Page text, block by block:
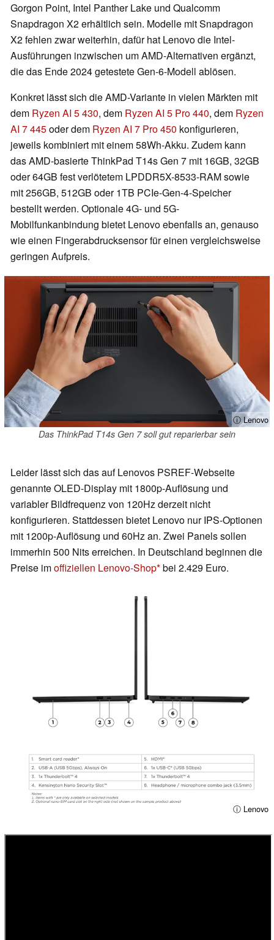
Gorgon Point, Intel Panther Lake und Qualcomm
Snapdragon X2 erhältlich sein. Modelle mit Snapdragon
X2 fehlen zwar weiterhin, dafür hat Lenovo die Intel-
Ausführungen inzwischen um AMD-Alternativen ergänzt,
die das Ende 2024 getestete Gen-6-Modell ablösen.
Konkret lässt sich die AMD-Variante in vielen Märkten mit
dem Ryzen AI 5 430, dem Ryzen AI 5 Pro 440, dem Ryzen
AI 7 445oder dem Ryzen AI 7 Pro 450 konfigurieren,
jeweils kombiniert mit einem 58Wh-Akku. Zudem kann
das AMD-basierte ThinkPad T14s Gen 7 mit 16GB, 32GB
oder 64GB fest verlötetem LPDDR5X-8533-RAM sowie
mit 256GB, 512GB oder 1TB PCIe-Gen-4-Speicher
bestellt werden. Optionale 4G- und 5G-
Mobilfunkanbindung bietet Lenovo ebenfalls an, genauso
wie einen Fingerabdrucksensor für einen vergleichsweise
geringen Aufpreis.
ⓘ Lenovo
Das ThinkPad T14s Gen 7 soll gut reparierbar sein
Leider lässt sich das auf Lenovos PSREF-Webseite
genannte OLED-Display mit 1800p-Auflösung und
variabler Bildfrequenz von 120Hz derzeit nicht
konfigurieren. Stattdessen bietet Lenovo nur IPS-Optionen
mit 1200p-Auflösung und 60Hz an. Zwei Panels sollen
immerhin 500 Nits erreichen. In Deutschland beginnen die
Preise imoffiziellen Lenovo-Shop bei 2.429 Euro.
ⓘ Lenovo